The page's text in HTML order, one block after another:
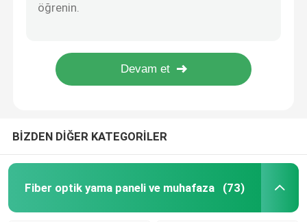
Ağ Yama Paneli
Duvar Tipi Fiber Muhafaza
ODF Bağlantı Paneli
BİZDEN DİĞER KATEGORİLER
Fiber optik yama paneli ve muhafaza (73)